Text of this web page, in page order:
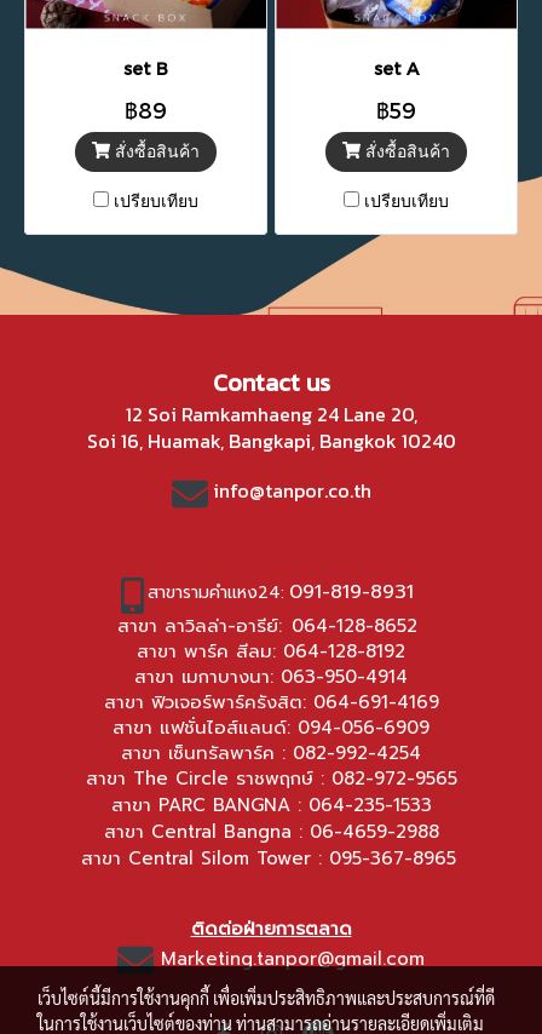
set B
฿89
สั่งซื้อสินค้า
เปรียบเทียบ
set A
฿59
สั่งซื้อสินค้า
เปรียบเทียบ
Contact us
12 Soi Ramkamhaeng 24 Lane 20,
Soi 16, Huamak, Bangkapi, Bangkok 10240
info@tanpor.co.th
สาขารามคำแหง24: 091-819-8931
สาขา ลาวิลล่า-อารีย์: 064-128-8652
สาขา พาร์ค สีลม: 064-128-8192
สาขา เมกาบางนา: 063-950-4914
สาขา ฟิวเจอร์พาร์ครังสิต: 064-691-4169
สาขา แฟชั่นไอส์แลนด์: 094-056-6909
สาขา เซ็นทรัลพาร์ค : 082-992-4254
สาขา The Circle ราชพฤกษ์ : 082-972-9565
สาขา PARC BANGNA : 064-235-1533
สาขา Central Bangna : 06-4659-2988
สาขา Central Silom Tower : 095-367-8965
ติดต่อฝ่ายการตลาด
Marketing.tanpor@gmail.com
เว็บไซต์นี้มีการใช้งานคุกกี้ เพื่อเพิ่มประสิทธิภาพและประสบการณ์ที่ดี
ในการใช้งานเว็บไซต์ของท่าน ท่านสามารถอ่านรายละเอียดเพิ่มเติม